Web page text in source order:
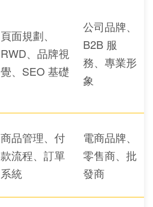
頁面規劃、
RWD、品牌視
覺、SEO 基礎
公司品牌、
B2B 服
務、專業形
象
商品管理、付
款流程、訂單
系統
電商品牌、
零售商、批
發商